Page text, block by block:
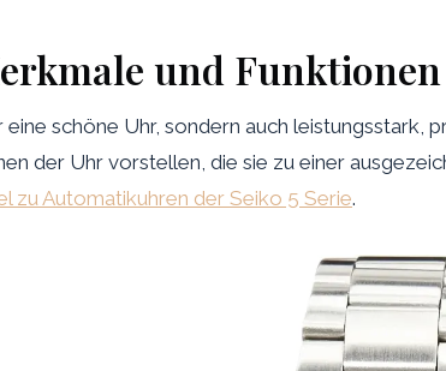
und Funktionen
eine schöne Uhr, sondern auch leistungsstark,
der Uhr vorstellen, die sie zu einer
zu Automatikuhren der Seiko 5 Serie.